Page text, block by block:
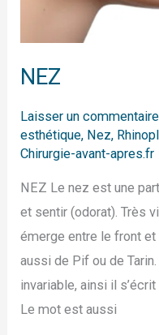
NEZ
Laisser un commentaire
esthétique, Nez,
Chirurgie-avant-apres.fr
NEZ Le nez est une
et sentir (odorat). Très
émerge entre le front et
aussi de Pif ou de
invariable, ainsi il
Le mot est aussi